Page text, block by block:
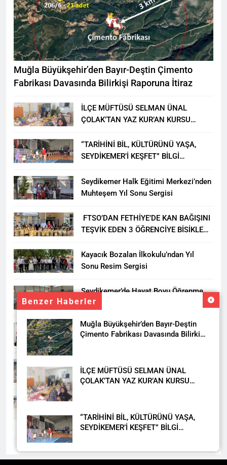
Benzer Haberler
Muğla Büyükşehir’den Bayır-Deştin
Çimento Fabrikası Davasında Bilirkişi
İLÇE MÜFTÜSÜ SELMAN ÜNAL
ÇOLAK’TAN YAZ KUR’AN KURSU
“TARİHİNİ BİL, KÜLTÜRÜNÜ YAŞA,
SEYDİKEMER’İ KEŞFET” BİLGİ
Muğla Büyükşehir’den Bayır-Deştin Çimento
Fabrikası Davasında Bilirkişi Raporuna İtiraz
İLÇE MÜFTÜSÜ SELMAN ÜNAL
ÇOLAK’TAN YAZ KUR’AN KURSU
“TARİHİNİ BİL, KÜLTÜRÜNÜ YAŞA,
SEYDİKEMER’İ KEŞFET” BİLGİ
Seydikemer Halk Eğitimi Merkezi’nden
Muhteşem Yıl Sonu Sergisi
FTSO’DAN FETHİYE’DE KAN BAĞIŞINI
TEŞVİK EDEN 3 ÖĞRENCİYE BİSİKLET
Kayacık Bozalan İlkokulu’ndan Yıl
Sonu Resim Sergisi
Seydikemer’de Hayat Boyu Öğrenme
Haftası Kadıköy Sergisiyle Başladı
DALAMAN KENT PARK PROJESİ İÇİN
BAŞKAN DURMUŞ’A YETKİ VERİLDİ
Seydikemer’de Akçay Deresi Tepkisi
Büyüyor: “Yetkililer Vatandaşın Sesini
Duysun”
Tutuklama